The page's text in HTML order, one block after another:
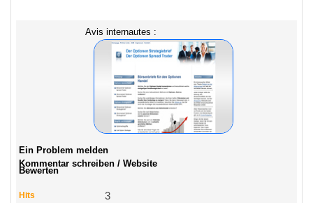
Avis internautes :
Ein Problem melden
Kommentar schreiben / Website
Bewerten
Hits 3